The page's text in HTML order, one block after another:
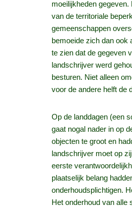
moeilijkheden
van de territoriale
gemeenschappen
bemoeide zich dan ook
te zien dat de gegeven
landschrijver werd
besturen. Niet alleen
voor de andere helft de
Op de landdagen (een
gaat nogal nader in op
objecten te groot en
landschrijver moet op
eerste
plaatselijk belang
onderhoudsplichtigen.
Het onderhoud van alle